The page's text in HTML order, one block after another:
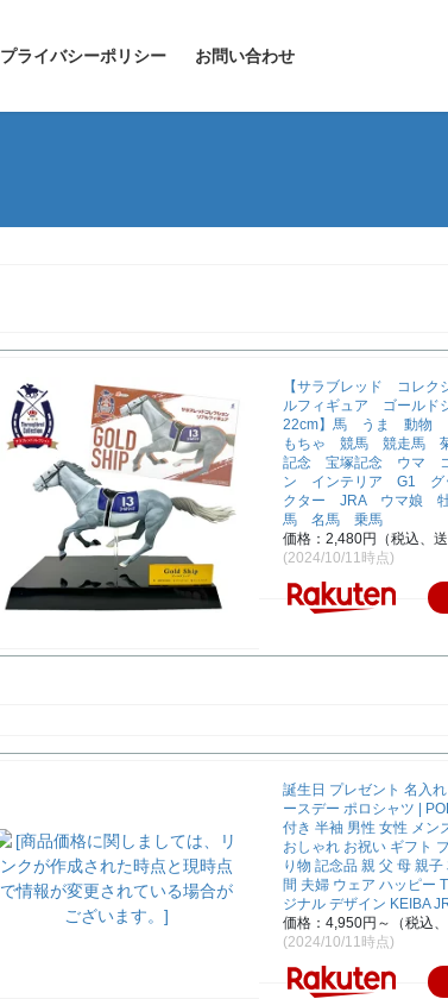
プライバシーポリシー お問い合わせ
【サラブレッド コレ
ルフィギュア ゴール
22cm】馬 うま 動物
もちゃ 競馬 競走馬
記念 宝塚記念 ウマ
ン インテリア G1 グ
クター JRA ウマ娘
馬 名馬 乗馬
価格：2,480円（税込、
(2024/10/11時点)
誕生日 プレゼント 名入
ースデー ポロシャツ |
付き 半袖 男性 女性 メン
おしゃれ お祝い ギフト
り物 記念品 親 父 母 親
間 夫婦 ウェア ハッピー
ジナル デザイン KEIBA
価格：4,950円～（税込
(2024/10/11時点)